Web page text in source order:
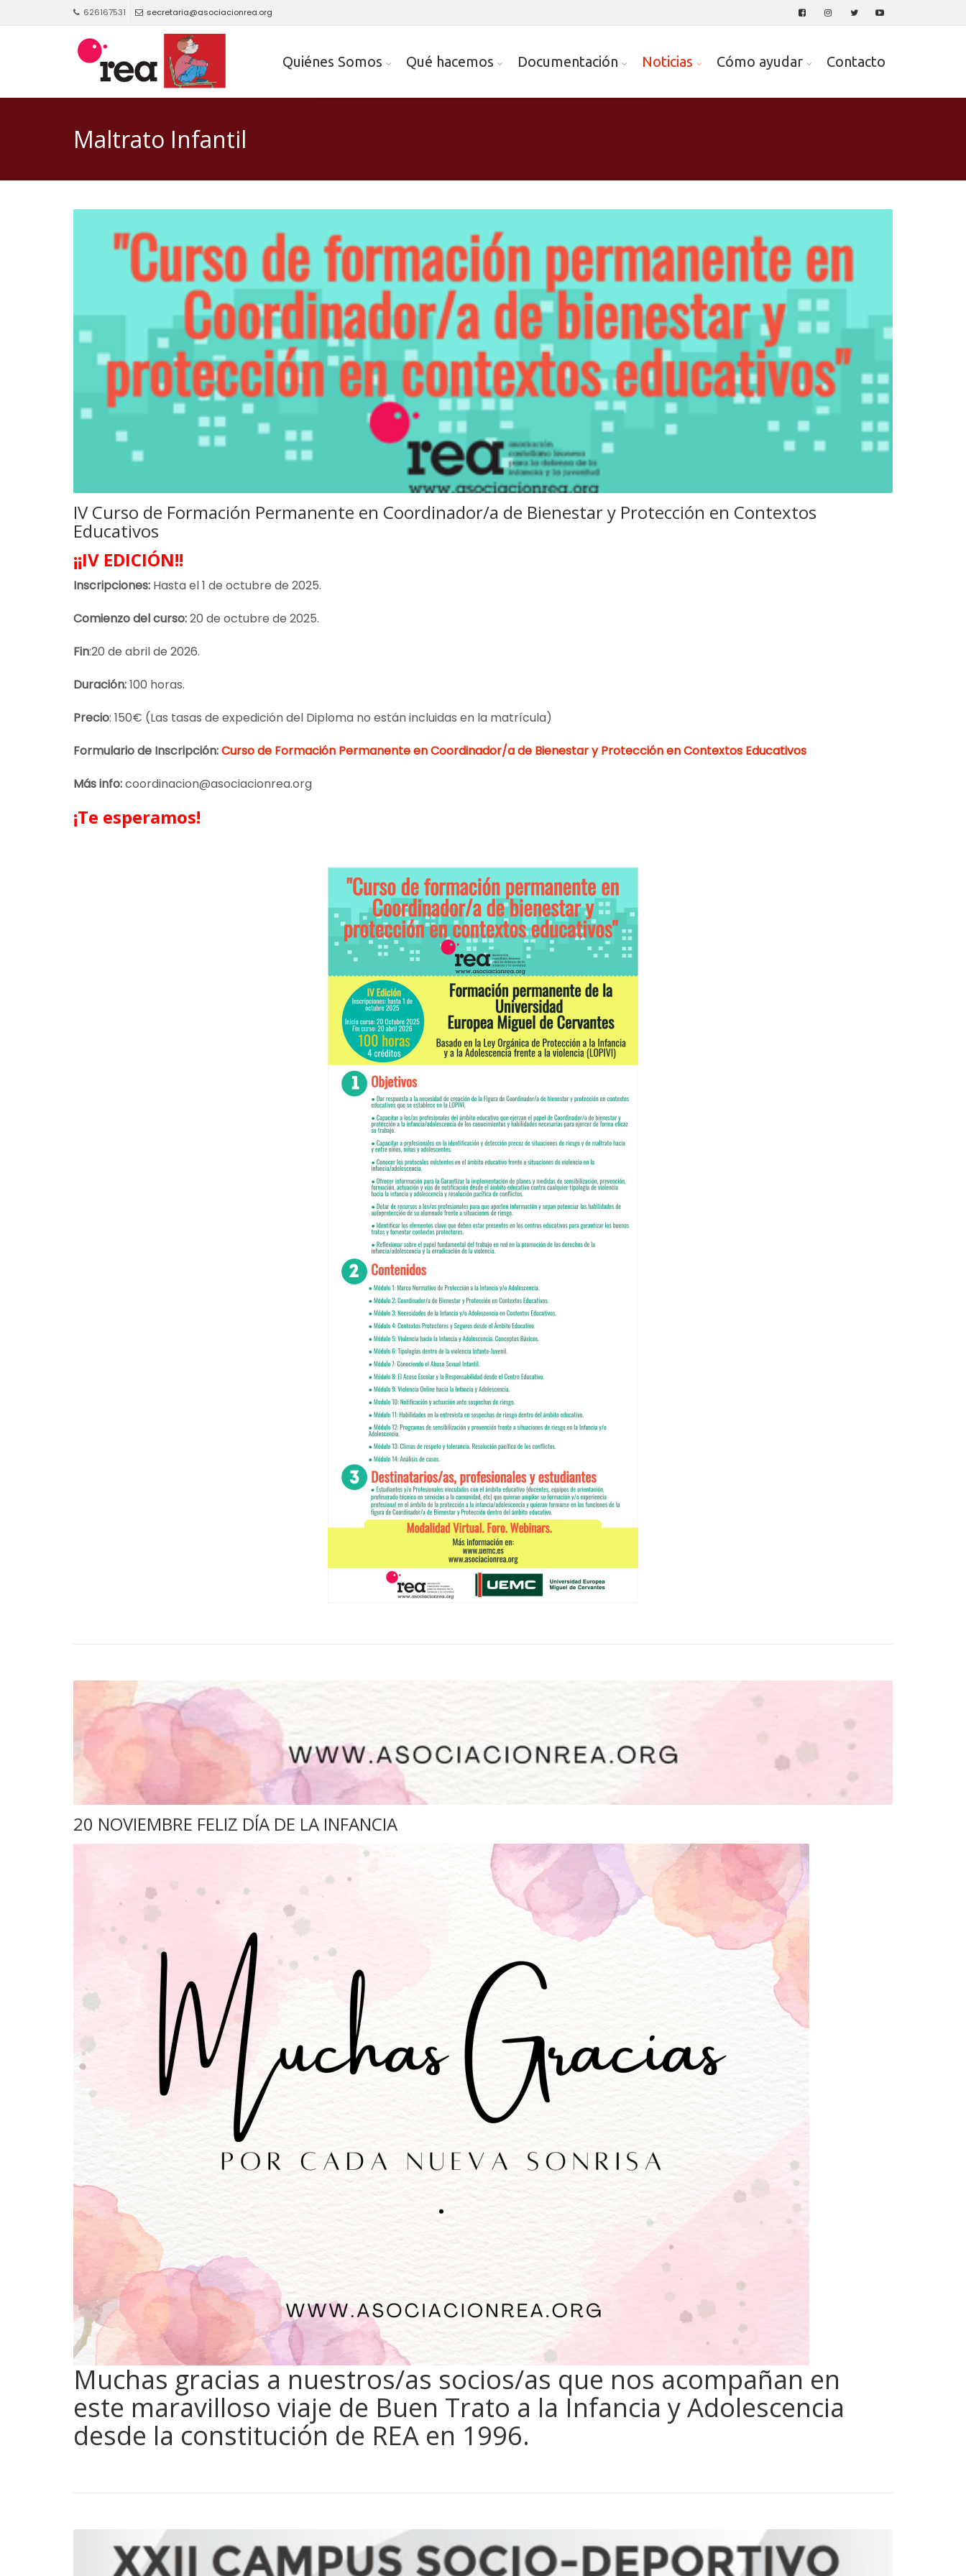
626167531 secretaria@asociacionrea.org
Quiénes Somos Qué hacemos Documentación Noticias Cómo ayudar Contacto
Maltrato Infantil
IV Curso de Formación Permanente en Coordinador/a de Bienestar y Protección en Contextos
Educativos
¡¡IV EDICIÓN!!
Inscripciones: Hasta el 1 de octubre de 2025.
Comienzo del curso:20 de octubre de 2025.
Fin:20 de abril de 2026.
Duración:100 horas.
Precio: 150€ (Las tasas de expedición del Diploma no están incluidas en la matrícula)
Formulario de Inscripción:Curso de Formación Permanente en Coordinador/a de Bienestar y Protección en Contextos Educativos
Más info:coordinacion@asociacionrea.org
¡Te esperamos!
20 NOVIEMBRE FELIZ DÍA DE LA INFANCIA
Muchas gracias a nuestros/as socios/as que nos acompañan en
este maravilloso viaje de Buen Trato a la Infancia y Adolescencia
desde la constitución de REA en 1996.